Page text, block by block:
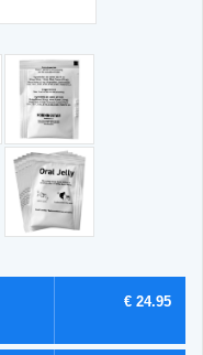
€ 24.95